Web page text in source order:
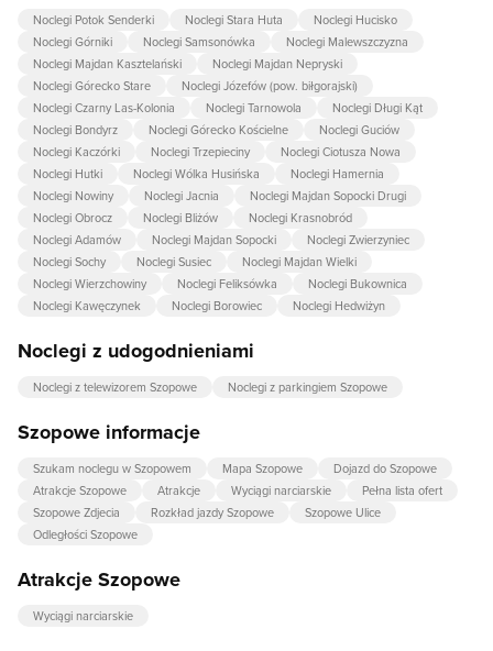
Noclegi Potok Senderki Noclegi Stara Huta
Noclegi Hucisko
Noclegi Górniki
Noclegi Samsonówka
Noclegi Malewszczyzna
Noclegi Majdan Kasztelański
Noclegi Majdan Nepryski
Noclegi Górecko Stare
Noclegi Józefów (pow. biłgorajski)
Noclegi Czarny Las-Kolonia
Noclegi Tarnowola
Noclegi Długi Kąt
Noclegi Bondyrz
Noclegi Górecko Kościelne
Noclegi Guciów
Noclegi Kaczórki
Noclegi Trzepieciny
Noclegi Ciotusza Nowa
Noclegi Hutki
Noclegi Wólka Husińska
Noclegi Hamernia
Noclegi Nowiny
Noclegi Jacnia
Noclegi Majdan Sopocki Drugi
Noclegi Obrocz
Noclegi Bliżów
Noclegi Krasnobród
Noclegi Adamów
Noclegi Majdan Sopocki
Noclegi Zwierzyniec
Noclegi Sochy
Noclegi Susiec
Noclegi Majdan Wielki
Noclegi Wierzchowiny
Noclegi Feliksówka
Noclegi Bukownica
Noclegi Kawęczynek
Noclegi Borowiec Noclegi Hedwiżyn
Noclegi z udogodnieniami
Noclegi z telewizorem Szopowe Noclegi z parkingiem Szopowe
Szopowe informacje
Szukam noclegu w Szopowem Mapa Szopowe
Dojazd do Szopowe
Atrakcje Szopowe
Atrakcje Wyciągi narciarskie
Pełna lista ofert
Szopowe Zdjecia
Rozkład jazdy Szopowe
Szopowe Ulice
Odległości Szopowe
Atrakcje Szopowe
Wyciągi narciarskie